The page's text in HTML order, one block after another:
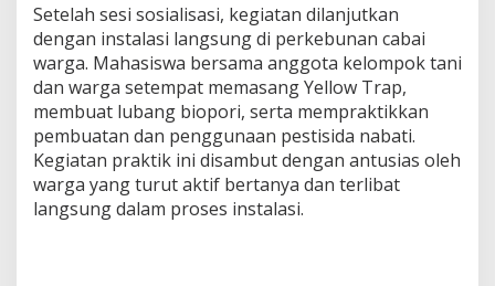
Setelah sesi sosialisasi, kegiatan dilanjutkan
dengan instalasi langsung di perkebunan cabai
warga. Mahasiswa bersama anggota kelompok tani
dan warga setempat memasang Yellow Trap,
membuat lubang biopori, serta mempraktikkan
pembuatan dan penggunaan pestisida nabati.
Kegiatan praktik ini disambut dengan antusias oleh
warga yang turut aktif bertanya dan terlibat
langsung dalam proses instalasi.